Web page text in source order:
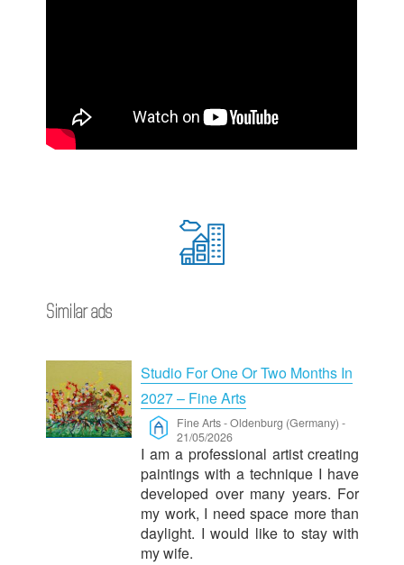
Similar ads
Studio For One Or Two Months In
2027 – Fine Arts
Fine Arts-Oldenburg (Germany) -
21/05/2026
I am a professional artist creating
paintings with a technique I have
developed over many years. For
my work, I need space more than
daylight. I would like to stay with
my wife.